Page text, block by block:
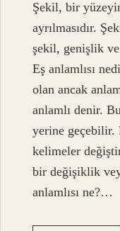
Şekil, bir
ayrılmasıdır.
şekil, genişlik
Eş anlamlısı
olan ancak
anlamlı denir.
yerine geçebilir.
kelimeler
bir değişiklik
anlamlısı ne?…